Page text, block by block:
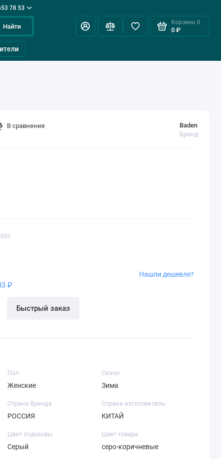
78 53
Найти
Корзина 0
0 ₽
Baden
Бренд
₽
Быстрый заказ
Нашли дешевле?
В сравнение
Пол
Женские
Сезон
Зима
Страна бренда
РОССИЯ
Страна изготовитель
КИТАЙ
Цвет подошвы
Серый
Цвет товара
серо-коричневые